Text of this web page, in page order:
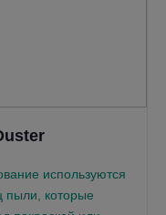
используются
пыли, которые